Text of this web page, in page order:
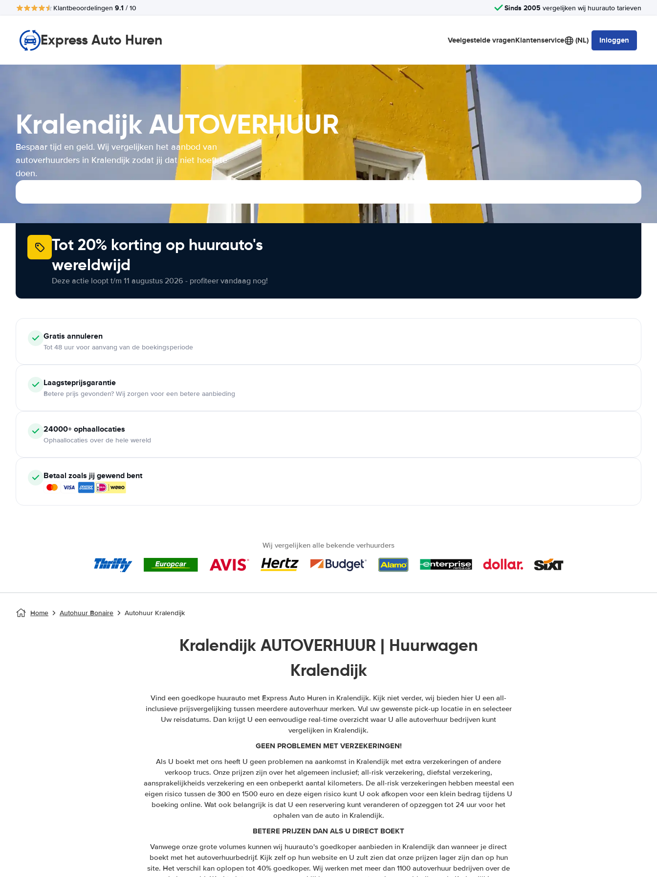
Klantbeoordelingen 9.1 / 10 Sinds 2005 vergelijken wij huurauto tarieven
Express Auto Huren Veelgestelde vragenKlantenservice (NL) Inloggen
Kralendijk AUTOVERHUUR
Bespaar tijd en geld. Wij vergelijken het aanbod van
autoverhuurders in Kralendijk zodat jij dat niet hoeft te
doen.
Tot 20% korting op huurauto's
wereldwijd
Deze actie loopt t/m 11 augustus 2026 - profiteer vandaag nog!
Gratis annuleren
Tot 48 uur voor aanvang van de boekingsperiode
Laagsteprijsgarantie
Betere prijs gevonden? Wij zorgen voor een betere aanbieding
24000+ ophaallocaties
Ophaallocaties over de hele wereld
Betaal zoals jij gewend bent
Wij vergelijken alle bekende verhuurders
Home Autohuur Bonaire Autohuur Kralendijk
Kralendijk AUTOVERHUUR | Huurwagen
Kralendijk
Vind een goedkope huurauto met Express Auto Huren in Kralendijk. Kijk niet verder, wij bieden hier U een all-
inclusieve prijsvergelijking tussen meerdere autoverhuur merken. Vul uw gewenste pick-up locatie in en selecteer
Uw reisdatums. Dan krijgt U een eenvoudige real-time overzicht waar U alle autoverhuur bedrijven kunt
vergelijken in Kralendijk.
GEEN PROBLEMEN MET VERZEKERINGEN!
Als U boekt met ons heeft U geen problemen na aankomst in Kralendijk met extra verzekeringen of andere
verkoop trucs. Onze prijzen zijn over het algemeen inclusief; all-risk verzekering, diefstal verzekering,
aansprakelijkheids verzekering en een onbeperkt aantal kilometers. De all-risk verzekeringen hebben meestal een
eigen risico tussen de 300 en 1500 euro en deze eigen risico kunt U ook afkopen voor een klein bedrag tijdens U
boeking online. Wat ook belangrijk is dat U een reservering kunt veranderen of opzeggen tot 24 uur voor het
ophalen van de auto in Kralendijk.
BETERE PRIJZEN DAN ALS U DIRECT BOEKT
Vanwege onze grote volumes kunnen wij huurauto's goedkoper aanbieden in Kralendijk dan wanneer je direct
boekt met het autoverhuurbedrijf. Kijk zelf op hun website en U zult zien dat onze prijzen lager zijn dan op hun
site. Het verschil kan oplopen tot 40% goedkoper. Wij werken met meer dan 1100 autoverhuur bedrijven over de